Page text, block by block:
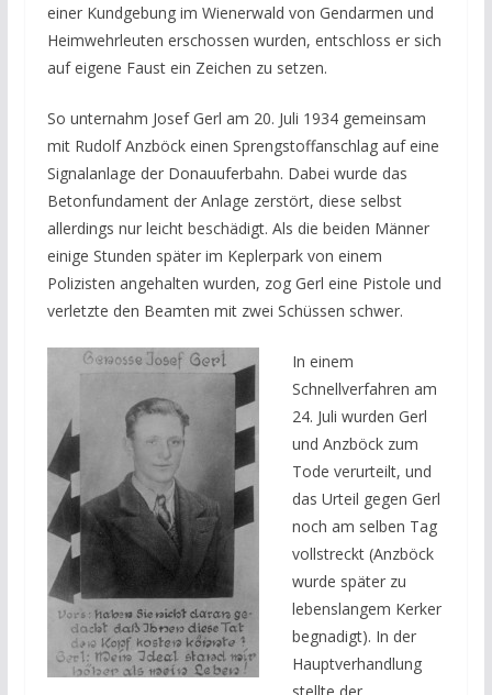
einer Kundgebung im Wienerwald von Gendarmen und
Heimwehrleuten erschossen wurden, entschloss er sich
auf eigene Faust ein Zeichen zu setzen.
So unternahm Josef Gerl am 20. Juli 1934 gemeinsam
mit Rudolf Anzböck einen Sprengstoffanschlag auf eine
Signalanlage der Donauuferbahn. Dabei wurde das
Betonfundament der Anlage zerstört, diese selbst
allerdings nur leicht beschädigt. Als die beiden Männer
einige Stunden später im Keplerpark von einem
Polizisten angehalten wurden, zog Gerl eine Pistole und
verletzte den Beamten mit zwei Schüssen schwer.
In einem
Schnellverfahren am
24. Juli wurden Gerl
und Anzböck zum
Tode verurteilt, und
das Urteil gegen Gerl
noch am selben Tag
vollstreckt (Anzböck
wurde später zu
lebenslangem Kerker
begnadigt). In der
Hauptverhandlung